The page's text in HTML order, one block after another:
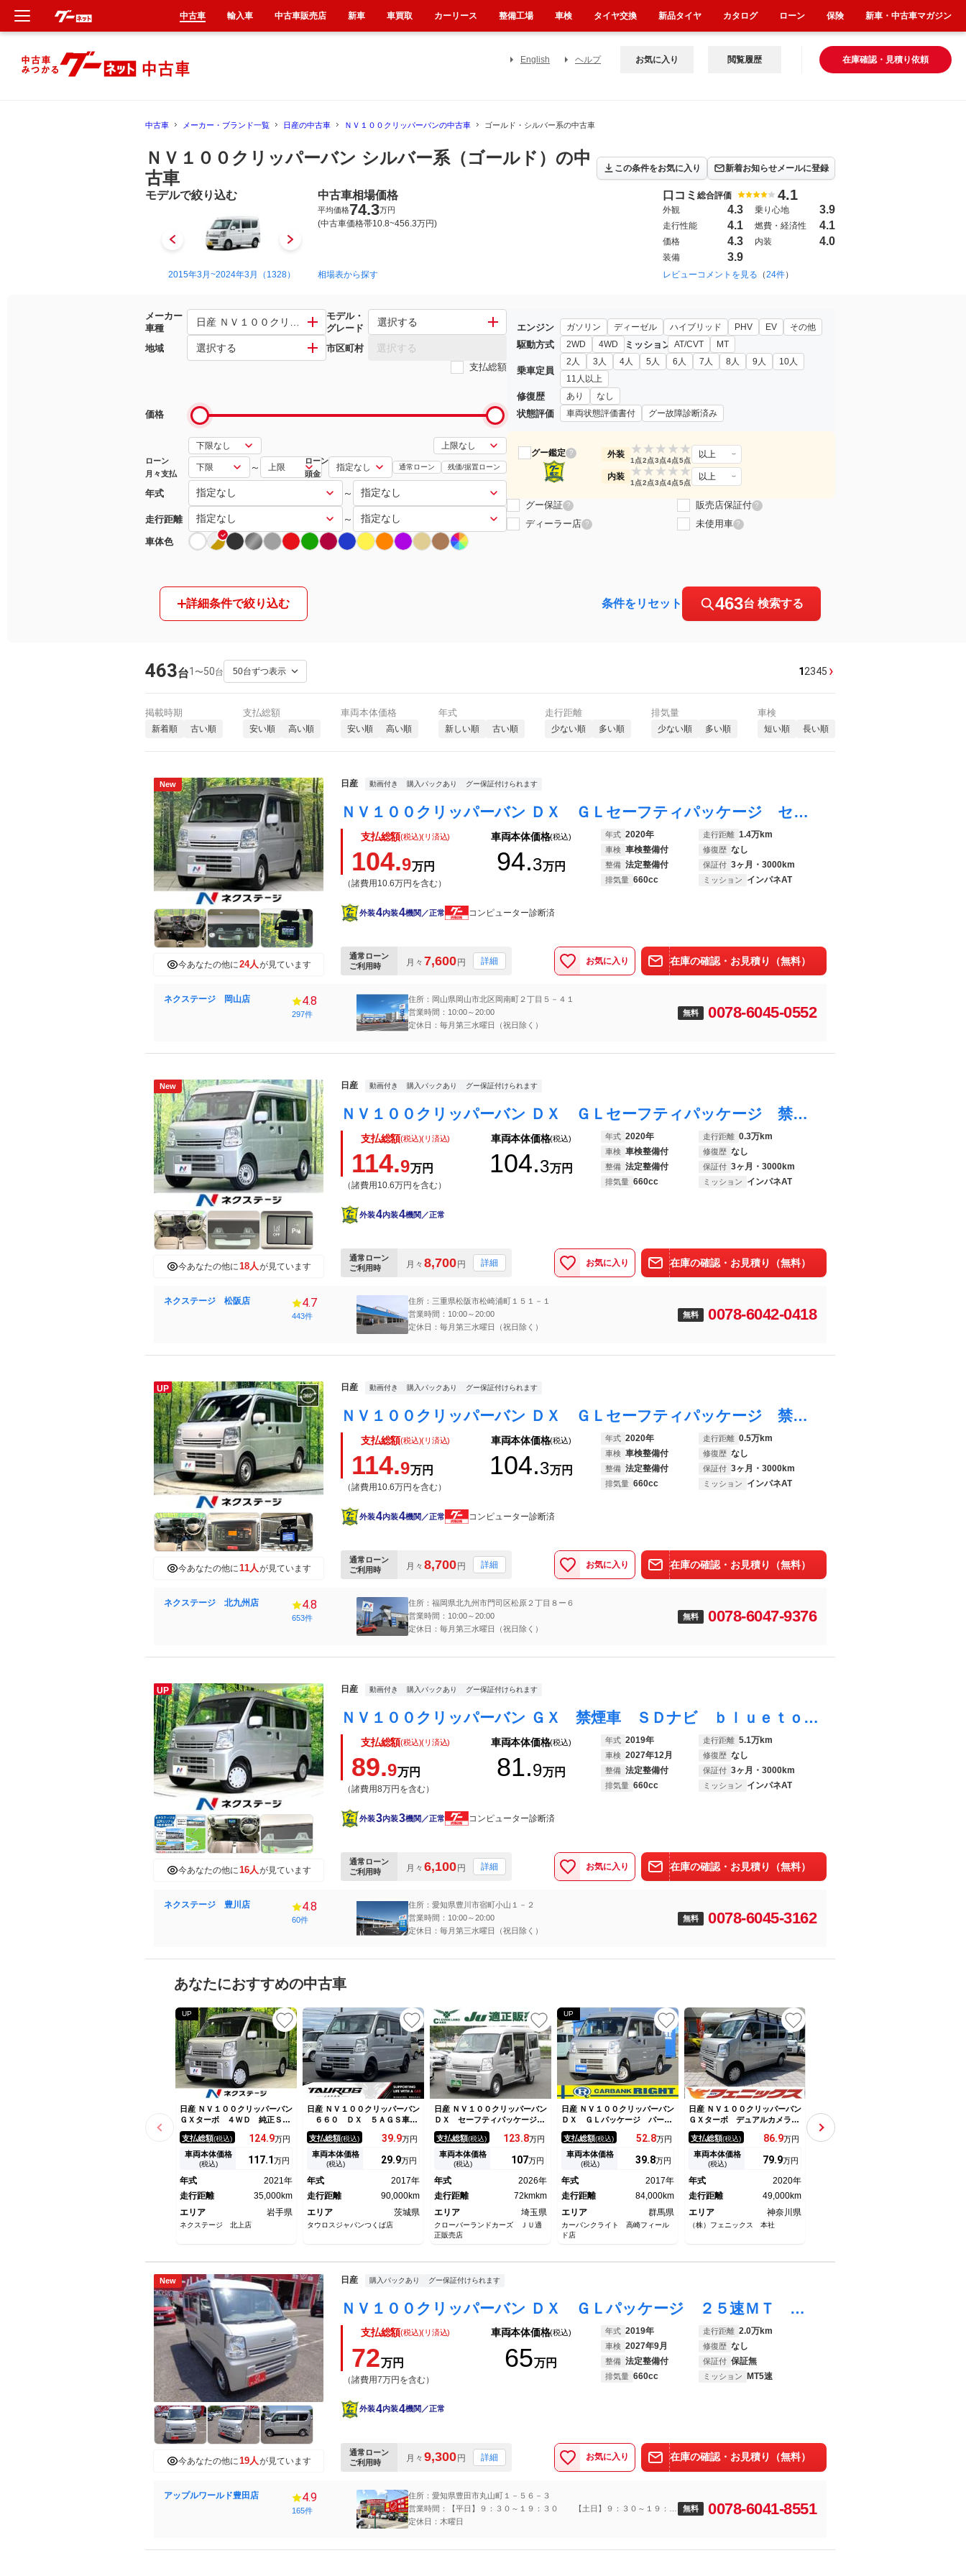
English ヘルプ 在庫確認・見積り依頼
お気に入り 閲覧履歴
中古車 メーカー・ブランド一覧 日産の中古車 ＮＶ１００クリッパーバンの中古車 ゴールド・シルバー系の中古車
ＮＶ１００クリッパーバン シルバー系（ゴールド）の中
古車
この条件をお気に入り 新着お知らせメールに登録
モデルで絞り込む
2015年3月~2024年3月（1328） 2013年12月~2015年3月（88） 2015年3月~2024年3月（1328）
中古車相場価格
平均価格74.3万円
(中古車価格帯10.8~456.3万円)
相場表から探す
口コミ 総合評価 4.1
外観 4.3 乗り心地 3.9
走行性能 4.1 燃費・経済性 4.1
価格 4.3 内装 4.0
装備 3.9
レビューコメントを見る （24件）
メーカー
車種
日産 ＮＶ１００クリッパーバンモデル・
グレード
選択する
地域 選択する 市区町村 選択する
支払総額
価格
ローン
月々支払
～
ローン
頭金
通常ローン 残価/据置ローン
年式 ～
走行距離 ～
車体色
エンジン ガソリン ディーゼル ハイブリッド PHV EV その他
駆動方式 2WD 4WD ミッション AT/CVT MT
乗車定員
2人 3人 4人 5人 6人 7人 8人 9人
10人
11人以上
修復歴 あり なし
状態評価 車両状態評価書付 グー故障診断済み
グー鑑定 ? 外装 ★
1点
★
2点
★
3点
★
4点
★
5点
以上
内装 ★
1点
★
2点
★
3点
★
4点
★
5点
以上
グー保証 ? 販売店保証付 ?
ディーラー店 ? 未使用車 ?
詳細条件で絞り込む 条件をリセット 463台 検索する
463台1 〜50台 12345 ›
掲載時期
新着順 古い順
支払総額
安い順 高い順
車両本体価格
安い順 高い順
年式
新しい順 古い順
走行距離
少ない順 多い順
排気量
少ない順 多い順
車検
短い順 長い順
New
今あなたの他に24人が見ています
日産 動画付き 購入パックあり グー保証付けられます
ＮＶ１００クリッパーバン ＤＸ ＧＬセーフティパッケージ セーフティサポート 禁煙車 ドラレコ コーナーセンサー ＥＴＣ オートハイビーム 車線逸脱警報 オートライト ＣＤ 電動格納ミラー 横滑り防止装置
支払総額(税込)(リ済込)
104.9万円
（諸費用10.6万円を含む）
車両本体価格(税込)
94.3万円
年式 2020年 走行距離 1.4万km
車検 車検整備付 修復歴 なし
整備 法定整備付 保証付 3ヶ月・3000km
排気量 660cc ミッション インパネAT
外装4内装4機関／正常 コンピューター診断済
通常ローン
ご利用時
月々 7,600円 詳細 お気に入り 在庫の確認・お見積り（無料）
ネクステージ 岡山店 4.8
297件
住所：岡山県岡山市北区岡南町２丁目５－４１
営業時間：10:00～20:00
定休日：毎月第三水曜日（祝日除く）
無料 0078-6045-0552
New
今あなたの他に18人が見ています
日産 動画付き 購入パックあり グー保証付けられます
ＮＶ１００クリッパーバン ＤＸ ＧＬセーフティパッケージ 禁煙車 エマージェンシーブレーキ レーンアシスト ドラレコ ＥＴＣ キーレス エアコン ＣＤ再生 電動格納ミラー クリアランスソナー パワーウィンドウ ドアバイザー 横滑り防止措置
支払総額(税込)(リ済込)
114.9万円
（諸費用10.6万円を含む）
車両本体価格(税込)
104.3万円
年式 2020年 走行距離 0.3万km
車検 車検整備付 修復歴 なし
整備 法定整備付 保証付 3ヶ月・3000km
排気量 660cc ミッション インパネAT
外装4内装4機関／正常
通常ローン
ご利用時
月々 8,700円 詳細 お気に入り 在庫の確認・お見積り（無料）
ネクステージ 松阪店 4.7
443件
住所：三重県松阪市松崎浦町１５１－１
営業時間：10:00～20:00
定休日：毎月第三水曜日（祝日除く）
無料 0078-6042-0418
UP
今あなたの他に11人が見ています
日産 動画付き 購入パックあり グー保証付けられます
ＮＶ１００クリッパーバン ＤＸ ＧＬセーフティパッケージ 禁煙車 衝突被害軽減システム コーナーセンサー ＥＴＣ 車線逸脱警報 レーンアシスト オートライト ハイビームアシスト ＣＤ プライバシーガラス 先行車発進 パワーウィンドウ ハイルーフ
支払総額(税込)(リ済込)
114.9万円
（諸費用10.6万円を含む）
車両本体価格(税込)
104.3万円
年式 2020年 走行距離 0.5万km
車検 車検整備付 修復歴 なし
整備 法定整備付 保証付 3ヶ月・3000km
排気量 660cc ミッション インパネAT
外装4内装4機関／正常 コンピューター診断済
通常ローン
ご利用時
月々 8,700円 詳細 お気に入り 在庫の確認・お見積り（無料）
ネクステージ 北九州店 4.8
653件
住所：福岡県北九州市門司区松原２丁目８ー６
営業時間：10:00～20:00
定休日：毎月第三水曜日（祝日除く）
無料 0078-6047-9376
UP
今あなたの他に16人が見ています
日産 動画付き 購入パックあり グー保証付けられます
ＮＶ１００クリッパーバン ＧＸ 禁煙車 ＳＤナビ ｂｌｕｅｔｏｏｔｈ フルセグ 衝突軽減 ＥＴＣ コーナーセンサー オートライト 電動格納ミラー 横滑り防止装置 車線逸脱警報
支払総額(税込)(リ済込)
89.9万円
（諸費用8万円を含む）
車両本体価格(税込)
81.9万円
年式 2019年 走行距離 5.1万km
車検 2027年12月 修復歴 なし
整備 法定整備付 保証付 3ヶ月・3000km
排気量 660cc ミッション インパネAT
外装3内装3機関／正常 コンピューター診断済
通常ローン
ご利用時
月々 6,100円 詳細 お気に入り 在庫の確認・お見積り（無料）
ネクステージ 豊川店 4.8
60件
住所：愛知県豊川市宿町小山１－２
営業時間：10:00～20:00
定休日：毎月第三水曜日（祝日除く）
無料 0078-6045-3162
あなたにおすすめの中古車
UP
日産 ＮＶ１００クリッパーバン
ＧＸターボ ４ＷＤ 純正ＳＤ
ナビ バックカメラ エマージ
ェンシーブレーキ ドラレコ
コーナーセンサー ＥＴＣ オ
ートライト Ｂｌｕｅｔｏｏｔ
支払総額(税込) 124.9万円
車両本体価格
(税込) 117.1万円
年式
2021年
走行距離
35,000km
エリア
岩手県
ネクステージ 北上店
日産 ＮＶ１００クリッパーバン
６６０ ＤＸ ５ＡＧＳ車
ＡＢＳ Ｗエアバック パワス
テ エアコン 両側スライドド
ア パワ－ウィンドウ ＣＤ
オーディオ （シルキーシルバ
支払総額(税込) 39.9万円
車両本体価格
(税込) 29.9万円
年式
2017年
走行距離
90,000km
エリア
茨城県
タウロスジャパンつくば店
日産 ＮＶ１００クリッパーバン
ＤＸ セーフティパッケージ
４ＷＤ 軽バン ＣＶＴ 衝突
被害軽減システム クリアラン
スソナー レーンアシスト 両
側スライドドア アイドリング
Ｃ エアコン パワーウィンド
ウ 運転席エアバッグ
支払総額(税込) 123.8万円
車両本体価格
(税込) 107万円
年式
2026年
走行距離
72kmkm
エリア
埼玉県
クローバーランドカーズ ＪＵ適
正販売店
UP
日産 ＮＶ１００クリッパーバン
ＤＸ ＧＬパッケージ パート
タイム４ＷＤ ブレーキサポー
ト
支払総額(税込) 52.8万円
車両本体価格
(税込) 39.8万円
年式
2017年
走行距離
84,000km
エリア
群馬県
カーバンクライト 高崎フィール
ド店
日産 ＮＶ１００クリッパーバン
ＧＸターボ デュアルカメラブ
レーキサポート☆純正ＳＤナビ
☆ＡＵＸ☆ＢＴ☆ＵＳＢ☆バッ
クカメラ☆前後ドラレコ☆ＥＴ
Ｃ☆オーバーヘッドコンソール
☆オートハイビーム☆
支払総額(税込) 86.9万円
車両本体価格
(税込) 79.9万円
年式
2020年
走行距離
49,000km
エリア
神奈川県
（株）フェニックス 本社
ＤＸ ハイルーフ４ＷＤ ５速
ＭＴ １オーナー １２アルミ
ホイール 両側スライド ダブ
支払総額
New
今あなたの他に 19人 が見ています
日産 購入パックあり グー保証付けられます
ＮＶ１００クリッパーバン ＤＸ ＧＬパッケージ ２５速ＭＴ 社外デジタルインナーミラー キーレス ＥＴＣ フロアマット サイドバイザー ラジオ
支払総額(税込)(リ済込)
72万円
（諸費用7万円を含む）
車両本体価格(税込)
65万円
年式 2019年 走行距離 2.0万km
車検 2027年9月 修復歴 なし
整備 法定整備付 保証付 保証無
排気量 660cc ミッション MT5速
外装4内装4機関／正常
通常ローン
ご利用時
月々 9,300 円 詳細 お気に入り 在庫の確認・お見積り（無料）
アップルワールド豊田店 4.9
165件
住所：愛知県豊田市丸山町１－５６－３
営業時間：【平日】９：３０～１９：３０ 【土日】９：３０～１９：０
０
定休日：木曜日
無料 0078-6041-8551
中古車 輸入車 中古車販売店 新車 車買取 カーリース 整備工場 車検 タイヤ交換 新品タイヤ カタログ ローン 保険 新車・中古車マガジン
新車